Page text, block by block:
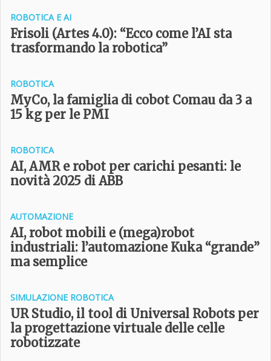
ROBOTICA E AI
Frisoli (Artes 4.0): “Ecco come l’AI sta
trasformando la robotica”
ROBOTICA
MyCo, la famiglia di cobot Comau da 3 a
15 kg per le PMI
ROBOTICA
AI, AMR e robot per carichi pesanti: le
novità 2025 di ABB
AUTOMAZIONE
AI, robot mobili e (mega)robot
industriali: l’automazione Kuka “grande”
ma semplice
SIMULAZIONE ROBOTICA
UR Studio, il tool di Universal Robots per
la progettazione virtuale delle celle
robotizzate